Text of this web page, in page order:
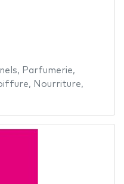
, Parfumerie,
, Nourriture,